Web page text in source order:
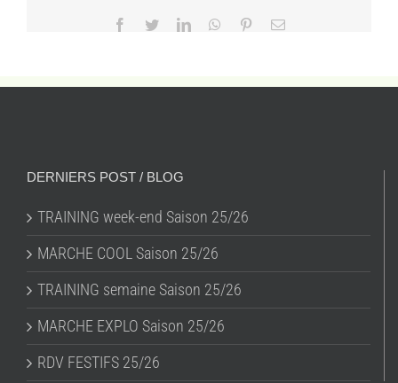
Facebook
TwitterLinkedInWhatsApp
PinterestEmail
DERNIERS POST / BLOG
TRAINING week-end Saison 25/26
MARCHE COOL Saison 25/26
TRAINING semaine Saison 25/26
MARCHE EXPLO Saison 25/26
RDV FESTIFS 25/26